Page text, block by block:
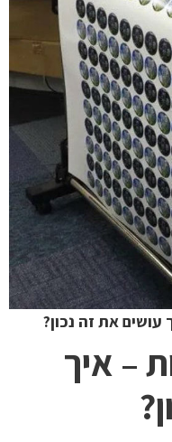
את זה נכון?
– איך